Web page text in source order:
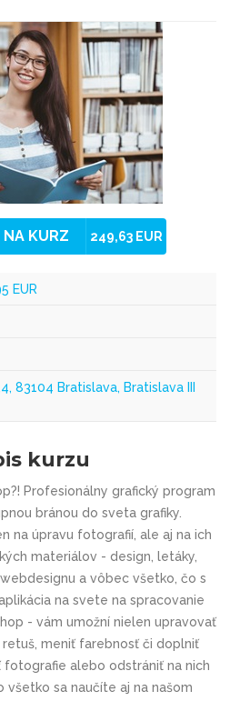
NA KURZ 249,63 EUR
EUR
83104 Bratislava, Bratislava III
kurzu
Profesionálny grafický program
bránou do sveta grafiky.
na úpravu fotografií, ale aj na ich
materiálov - design, letáky,
a vôbec všetko, čo s
na svete na spracovanie
- vám umožní nielen upravovať
meniť farebnosť či doplniť
alebo odstrániť na nich
sa naučíte aj na našom